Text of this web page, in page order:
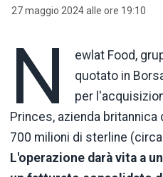
27 maggio 2024 alle ore 19:10
N
ewlat Food,
quotato in
per
Princes, azienda
700 milioni di sterline
L'operazione darà vita a